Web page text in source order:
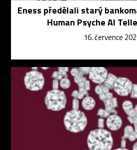
Eness předělali starý
Human Psyche AI
16. července